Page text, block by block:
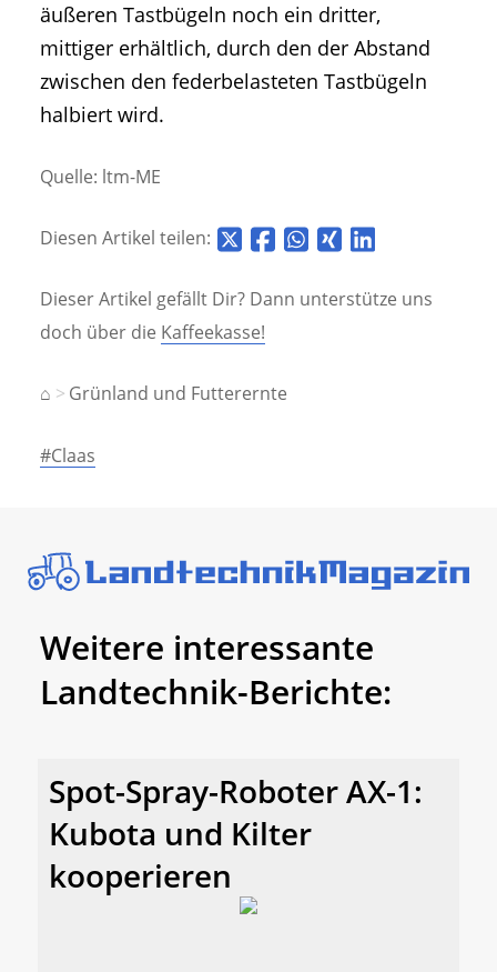
äußeren Tastbügeln noch ein dritter,
mittiger erhältlich, durch den der Abstand
zwischen den federbelasteten Tastbügeln
halbiert wird.
Quelle: ltm-ME
Diesen Artikel teilen:
Dieser Artikel gefällt Dir? Dann unterstütze uns
doch über die Kaffeekasse!
⌂ Grünland und Futterernte
#Claas
Weitere interessante
Landtechnik-Berichte:
Spot-Spray-Roboter AX-1:
Kubota und Kilter
kooperieren